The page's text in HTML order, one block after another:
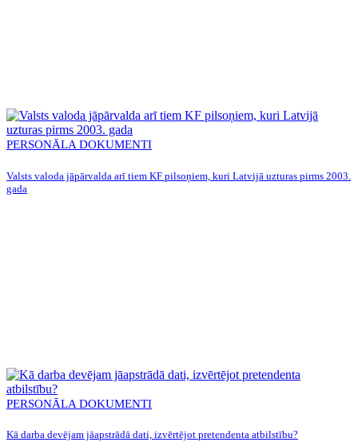
PERSONĀLA DOKUMENTI
Valsts valoda jāpārvalda arī tiem KF pilsoņiem, kuri Latvijā uzturas pirms 2003.
gada
PERSONĀLA DOKUMENTI
Kā darba devējam jāapstrādā dati, izvērtējot pretendenta atbilstību?